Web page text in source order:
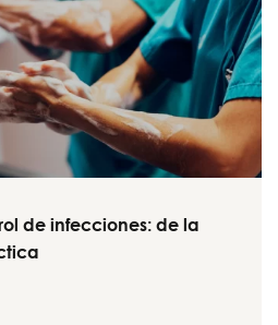
de infecciones: de la